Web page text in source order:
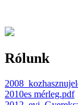
Rólunk
2010es mérleg.pdf